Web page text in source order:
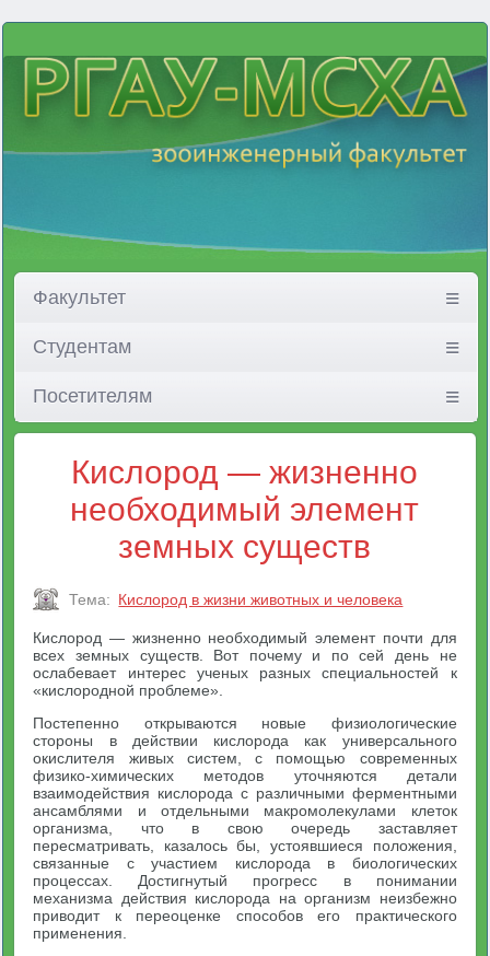
Факультет
Студентам
Посетителям
Кислород — жизненно
необходимый элемент
земных существ
Тема: Кислород в жизни животных и человека
Кислород — жизненно необходимый элемент почти для
всех земных существ. Вот почему и по сей день не
ослабевает интерес ученых разных специальностей к
«кислородной проблеме».
Постепенно открываются новые физиологические
стороны в действии кислорода как универсального
окислителя живых систем, с помощью современных
физико-химических методов уточняются детали
взаимодействия кислорода с различными ферментными
ансамблями и отдельными макромолекулами клеток
организма, что в свою очередь заставляет
пересматривать, казалось бы, устоявшиеся положения,
связанные с участием кислорода в биологических
процессах. Достигнутый прогресс в понимании
механизма действия кислорода на организм неизбежно
приводит к переоценке способов его практического
применения.